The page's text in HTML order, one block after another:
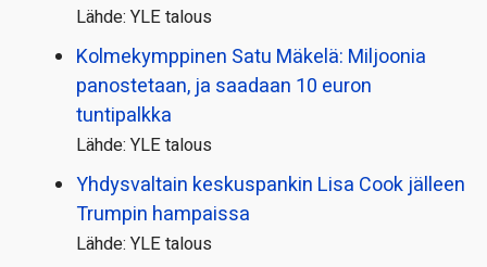
Lähde: YLE talous
Kolmekymppinen Satu Mäkelä: Miljoonia
panostetaan, ja saadaan 10 euron
tuntipalkka
Lähde: YLE talous
Yhdysvaltain keskuspankin Lisa Cook jälleen
Trumpin hampaissa
Lähde: YLE talous